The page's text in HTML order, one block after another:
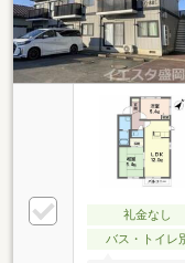
礼金なし
バス・トイレ